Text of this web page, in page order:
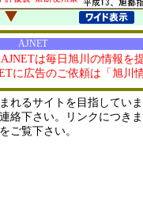
AJNET
AJNETは毎日旭川の情報を
に広告のご依頼は「旭川
れるサイトを目指してい
絡下さい。リンクにつき
ご覧下さい。